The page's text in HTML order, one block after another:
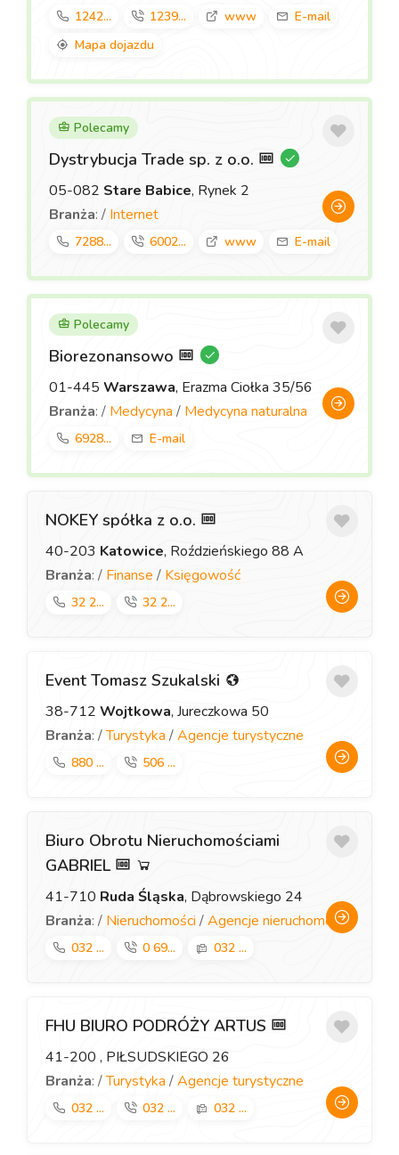
1242... 1239... www
E-mail
Mapa dojazdu
Polecamy
Dystrybucja Trade sp. z o.o.
05-082 Stare Babice, Rynek 2
Branża: / Internet
7288... 6002... www E-mail
Polecamy
Biorezonansowo
01-445 Warszawa, Erazma Ciołka 35/56
Branża: / Medycyna / Medycyna naturalna
6928... E-mail
NOKEY spółka z o.o.
40-203 Katowice, Roździeńskiego 88 A
Branża: / Finanse / Księgowość
32 2... 32 2...
Event Tomasz Szukalski
38-712 Wojtkowa, Jureczkowa 50
Branża: /Turystyka /Agencje turystyczne
880 ... 506 ...
Biuro Obrotu Nieruchomościami
GABRIEL
41-710 Ruda Śląska, Dąbrowskiego 24
Branża: / Nieruchomości /Agencje nieruchomości
032 ... 0 69... 032 ...
FHU BIURO PODRÓŻY ARTUS
41-200 , PIŁSUDSKIEGO 26
Branża: /Turystyka /Agencje turystyczne
032 ... 032 ... 032 ...